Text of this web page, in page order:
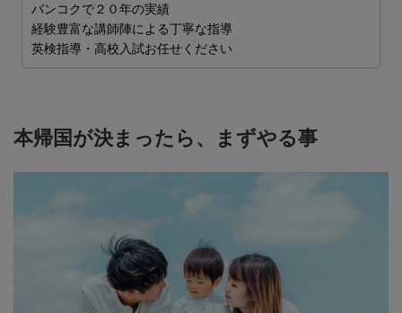
バンコクで２０年の実績
経験豊富な講師陣による丁寧な指導
英検指導・高校入試お任せください
本帰国が決まったら、まずやる事